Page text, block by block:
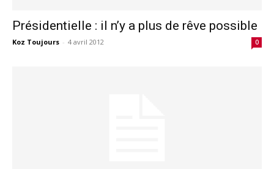
Présidentielle : il n’y a plus de rêve possible
Koz Toujours - 4 avril 2012 0